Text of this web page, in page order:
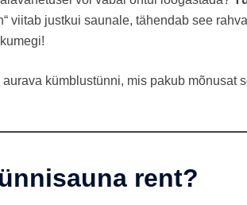
viitab justkui saunale, tähendab see
kümblustünni, mis pakub mõnusat
rent?